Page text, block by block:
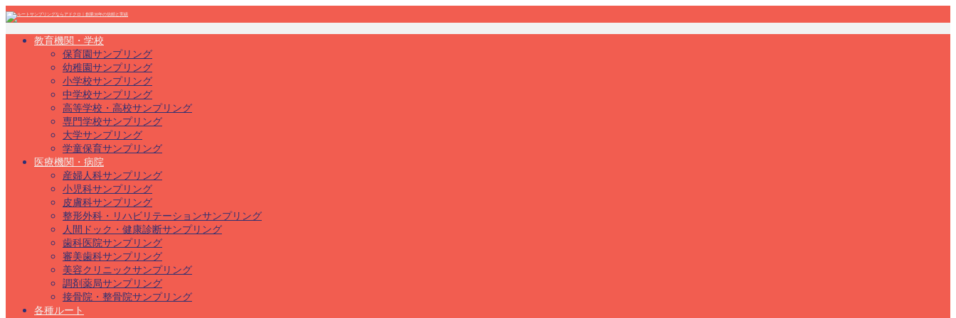
教育機関・学校
保育園サンプリング
幼稚園サンプリング
小学校サンプリング
中学校サンプリング
高等学校・高校サンプリング
専門学校サンプリング
大学サンプリング
学童保育サンプリング
医療機関・病院
産婦人科サンプリング
小児科サンプリング
皮膚科サンプリング
整形外科・リハビリテーションサンプリング
人間ドック・健康診断サンプリング
歯科医院サンプリング
審美歯科サンプリング
美容クリニックサンプリング
調剤薬局サンプリング
接骨院・整骨院サンプリング
各種ルート